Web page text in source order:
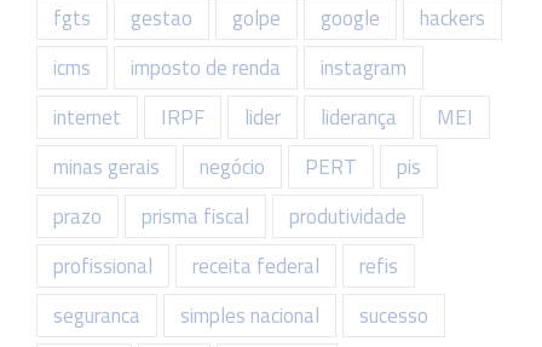
fgts
gestao golpe google
hackers
icms
imposto de renda
instagram
internet
IRPF lider liderança
MEI
minas gerais
negócio PERT
pis
prazo
prisma fiscal
produtividade
profissional
receita federal
refis
seguranca
simples nacional
sucesso